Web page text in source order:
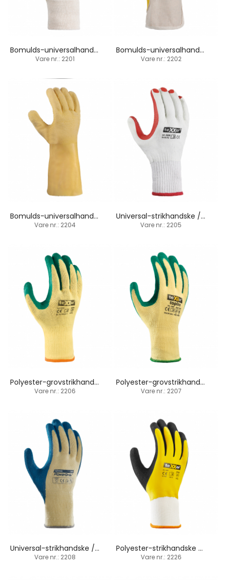
Bomulds-universalhandske / 75% latex-belægning
Vare nr.: 2201
Bomulds-universalhandske / 75% latex-belægning / manchet
Vare nr.: 2202
Bomulds-universalhandske / 100% latex-belægning / 35 cm
Vare nr.: 2204
Universal-strikhandske / latex-håndfladebelægning
Vare nr.: 2205
Polyester-grovstrikhandske / latex-håndfladebelægning
Vare nr.: 2206
Polyester-grovstrikhandske / latex-belægning / termisk
Vare nr.: 2207
Universal-strikhandske / latex-håndfladebelægning
Vare nr.: 2208
Polyester-strikhandske / 100% belægning latex
Vare nr.: 2226